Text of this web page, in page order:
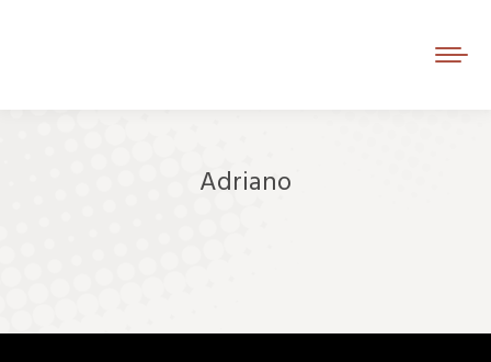
Adriano